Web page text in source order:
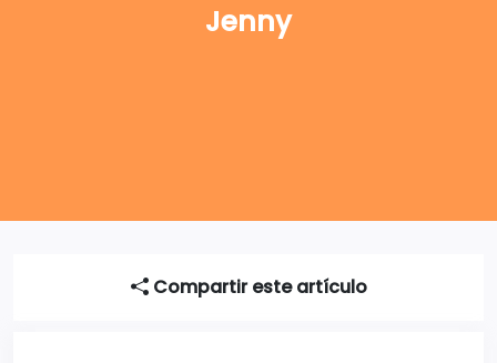
Jenny
Compartir este artículo